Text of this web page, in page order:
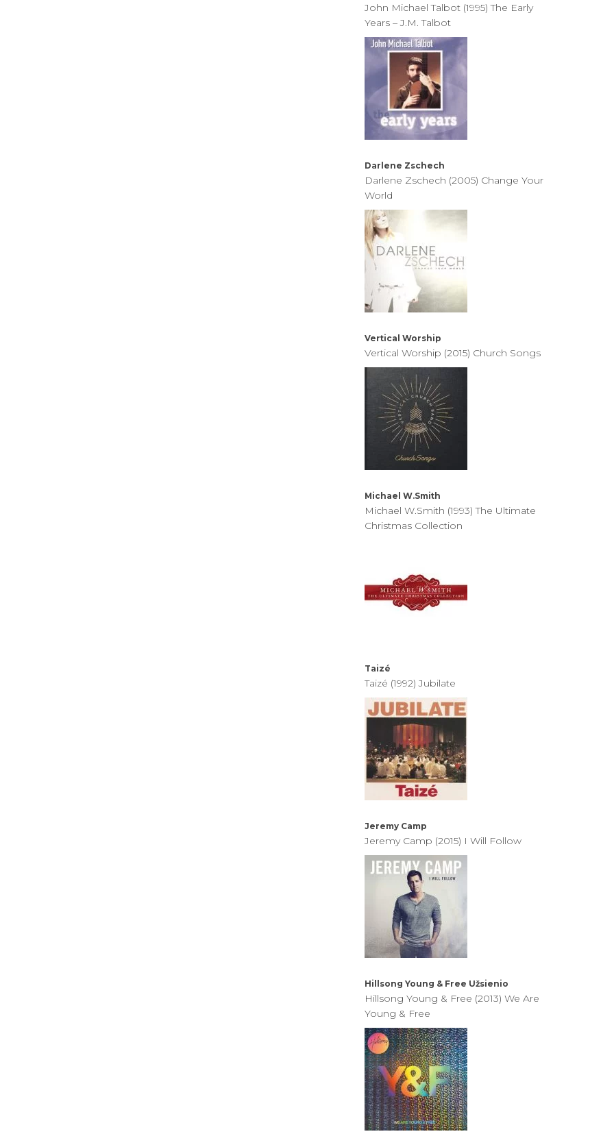
John Michael Talbot (1995) The Early
Years – J.M. Talbot
Darlene Zschech
Darlene Zschech (2005) Change Your
World
Vertical Worship
Vertical Worship (2015) Church Songs
Michael W.Smith
Michael W.Smith (1993) The Ultimate
Christmas Collection
Taizé
Taizé (1992) Jubilate
Jeremy Camp
Jeremy Camp (2015) I Will Follow
Hillsong Young & Free Užsienio
Hillsong Young & Free (2013) We Are
Young & Free